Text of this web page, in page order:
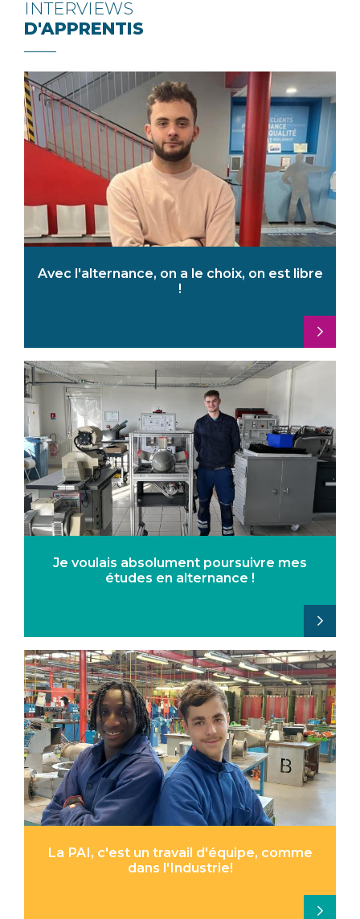
INTERVIEWS
D'APPRENTIS
Avec l'alternance, on a le choix, on est libre
!
Je voulais absolument poursuivre mes
études en alternance !
La PAI, c'est un travail d'équipe, comme
dans l'Industrie!